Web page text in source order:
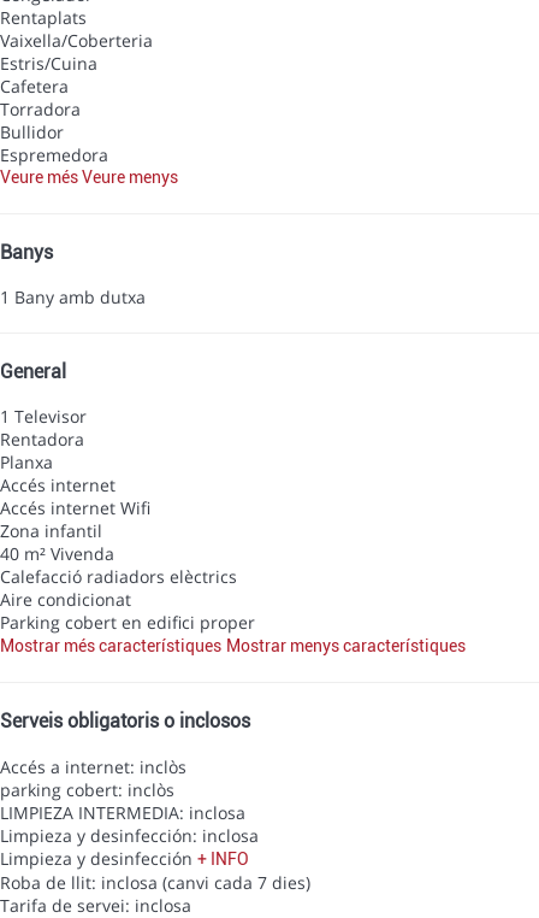
Rentaplats
Vaixella/Coberteria
Estris/Cuina
Cafetera
Torradora
Bullidor
Espremedora
Veure mésVeure menys
Banys
1 Bany amb dutxa
General
1 Televisor
Rentadora
Planxa
Accés internet
Accés internet Wifi
Zona infantil
40 m² Vivenda
Calefacció radiadors elèctrics
Aire condicionat
Parking cobert en edifici proper
Mostrar més característiques Mostrar menys característiques
Serveis obligatoris o inclosos
Accés a internet: inclòs
parking cobert: inclòs
LIMPIEZA INTERMEDIA: inclosa
Limpieza y desinfección: inclosa
Limpieza y desinfección + INFO
Roba de llit: inclosa (canvi cada 7 dies)
Tarifa de servei: inclosa